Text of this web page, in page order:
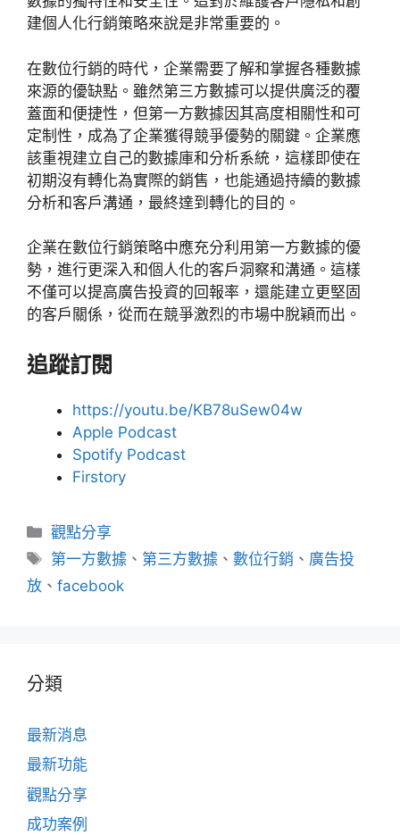
建個人化行銷策略來說是非常重要的。
在數位行銷的時代，企業需要了解和掌握各種數據
來源的優缺點。雖然第三方數據可以提供廣泛的覆
蓋面和便捷性，但第一方數據因其高度相關性和可
定制性，成為了企業獲得競爭優勢的關鍵。企業應
該重視建立自己的數據庫和分析系統，這樣即使在
初期沒有轉化為實際的銷售，也能通過持續的數據
分析和客戶溝通，最終達到轉化的目的。
企業在數位行銷策略中應充分利用第一方數據的優
勢，進行更深入和個人化的客戶洞察和溝通。這樣
不僅可以提高廣告投資的回報率，還能建立更堅固
的客戶關係，從而在競爭激烈的市場中脫穎而出。
追蹤訂閱
https://youtu.be/KB78uSew04w
Apple Podcast
Spotify Podcast
Firstory
分
類
觀點分享
標
籤
第一方數據 、 第三方數據 、數位行銷 、 廣告投
放 、 facebook
分類
最新消息
最新功能
觀點分享
成功案例